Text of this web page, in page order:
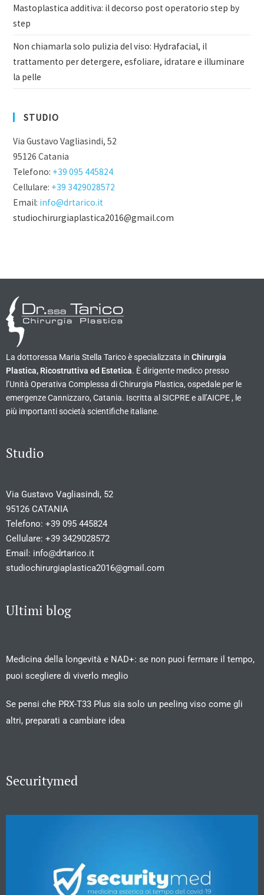
Mastoplastica additiva: il decorso post operatorio step by
step
Non chiamarla solo pulizia del viso: Hydrafacial, il
trattamento per detergere, esfoliare, idratare e illuminare
la pelle
STUDIO
Via Gustavo Vagliasindi, 52
95126 Catania
Telefono: +39 095 445824
Cellulare: +39 3429028572
Email: info@drtarico.it
studiochirurgiaplastica2016@gmail.com
La dottoressa Maria Stella Tarico è specializzata in Chirurgia
Plastica, Ricostruttiva ed Estetica. È dirigente medico presso
l’Unità Operativa Complessa di Chirurgia Plastica, ospedale per le
emergenze Cannizzaro, Catania. Iscritta al SICPRE e all’AICPE , le
più importanti società scientifiche italiane.
Studio
Via Gustavo Vagliasindi, 52
95126 CATANIA
Telefono: +39 095 445824
Cellulare: +39 3429028572
Email: info@drtarico.it
studiochirurgiaplastica2016@gmail.com
Ultimi blog
Medicina della longevità e NAD+: se non puoi fermare il tempo,
puoi scegliere di viverlo meglio
Se pensi che PRX-T33 Plus sia solo un peeling viso come gli
altri, preparati a cambiare idea
Securitymed